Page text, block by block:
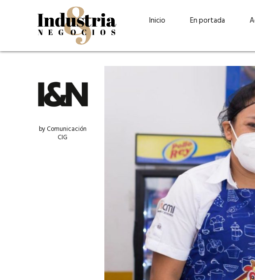
Inicio En portada
julio 2026
“La sostenibilidad está en
el centro de Cervecería
Ambev Guatemala» –
Ricardo Urteaga
mayo 2026
by Comunicación
CIG